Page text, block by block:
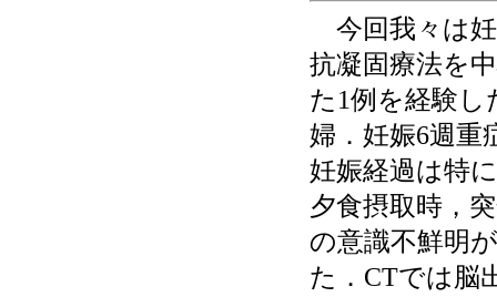
今回我々は妊
抗凝固療法を
た1例を経験し
婦．妊娠6週重
妊娠経過は特
夕食摂取時，
の意識不鮮明
た．CTでは脳